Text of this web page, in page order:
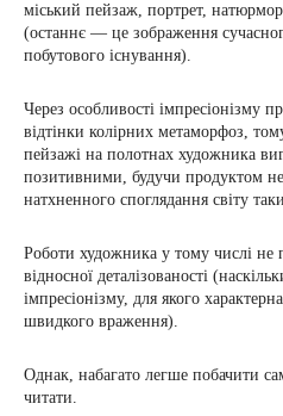
міський пейзаж, портрет,
(останнє — це зображення
побутового існування).
Через особливості імпресіонізму
відтінки колірних метаморфоз,
пейзажі на полотнах художника
позитивними, будучи продуктом
натхненного споглядання світу
Роботи художника у тому числі не
відносної деталізованості
імпресіонізму, для якого
швидкого враження).
Однак, набагато легше побачити
читати.